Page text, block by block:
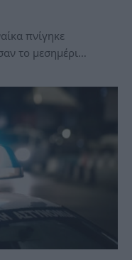
πνίγηκε
το μεσημέρι…